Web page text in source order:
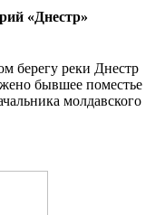
«Днестр»
берегу реки Днестр
бывшее поместье
молдавского